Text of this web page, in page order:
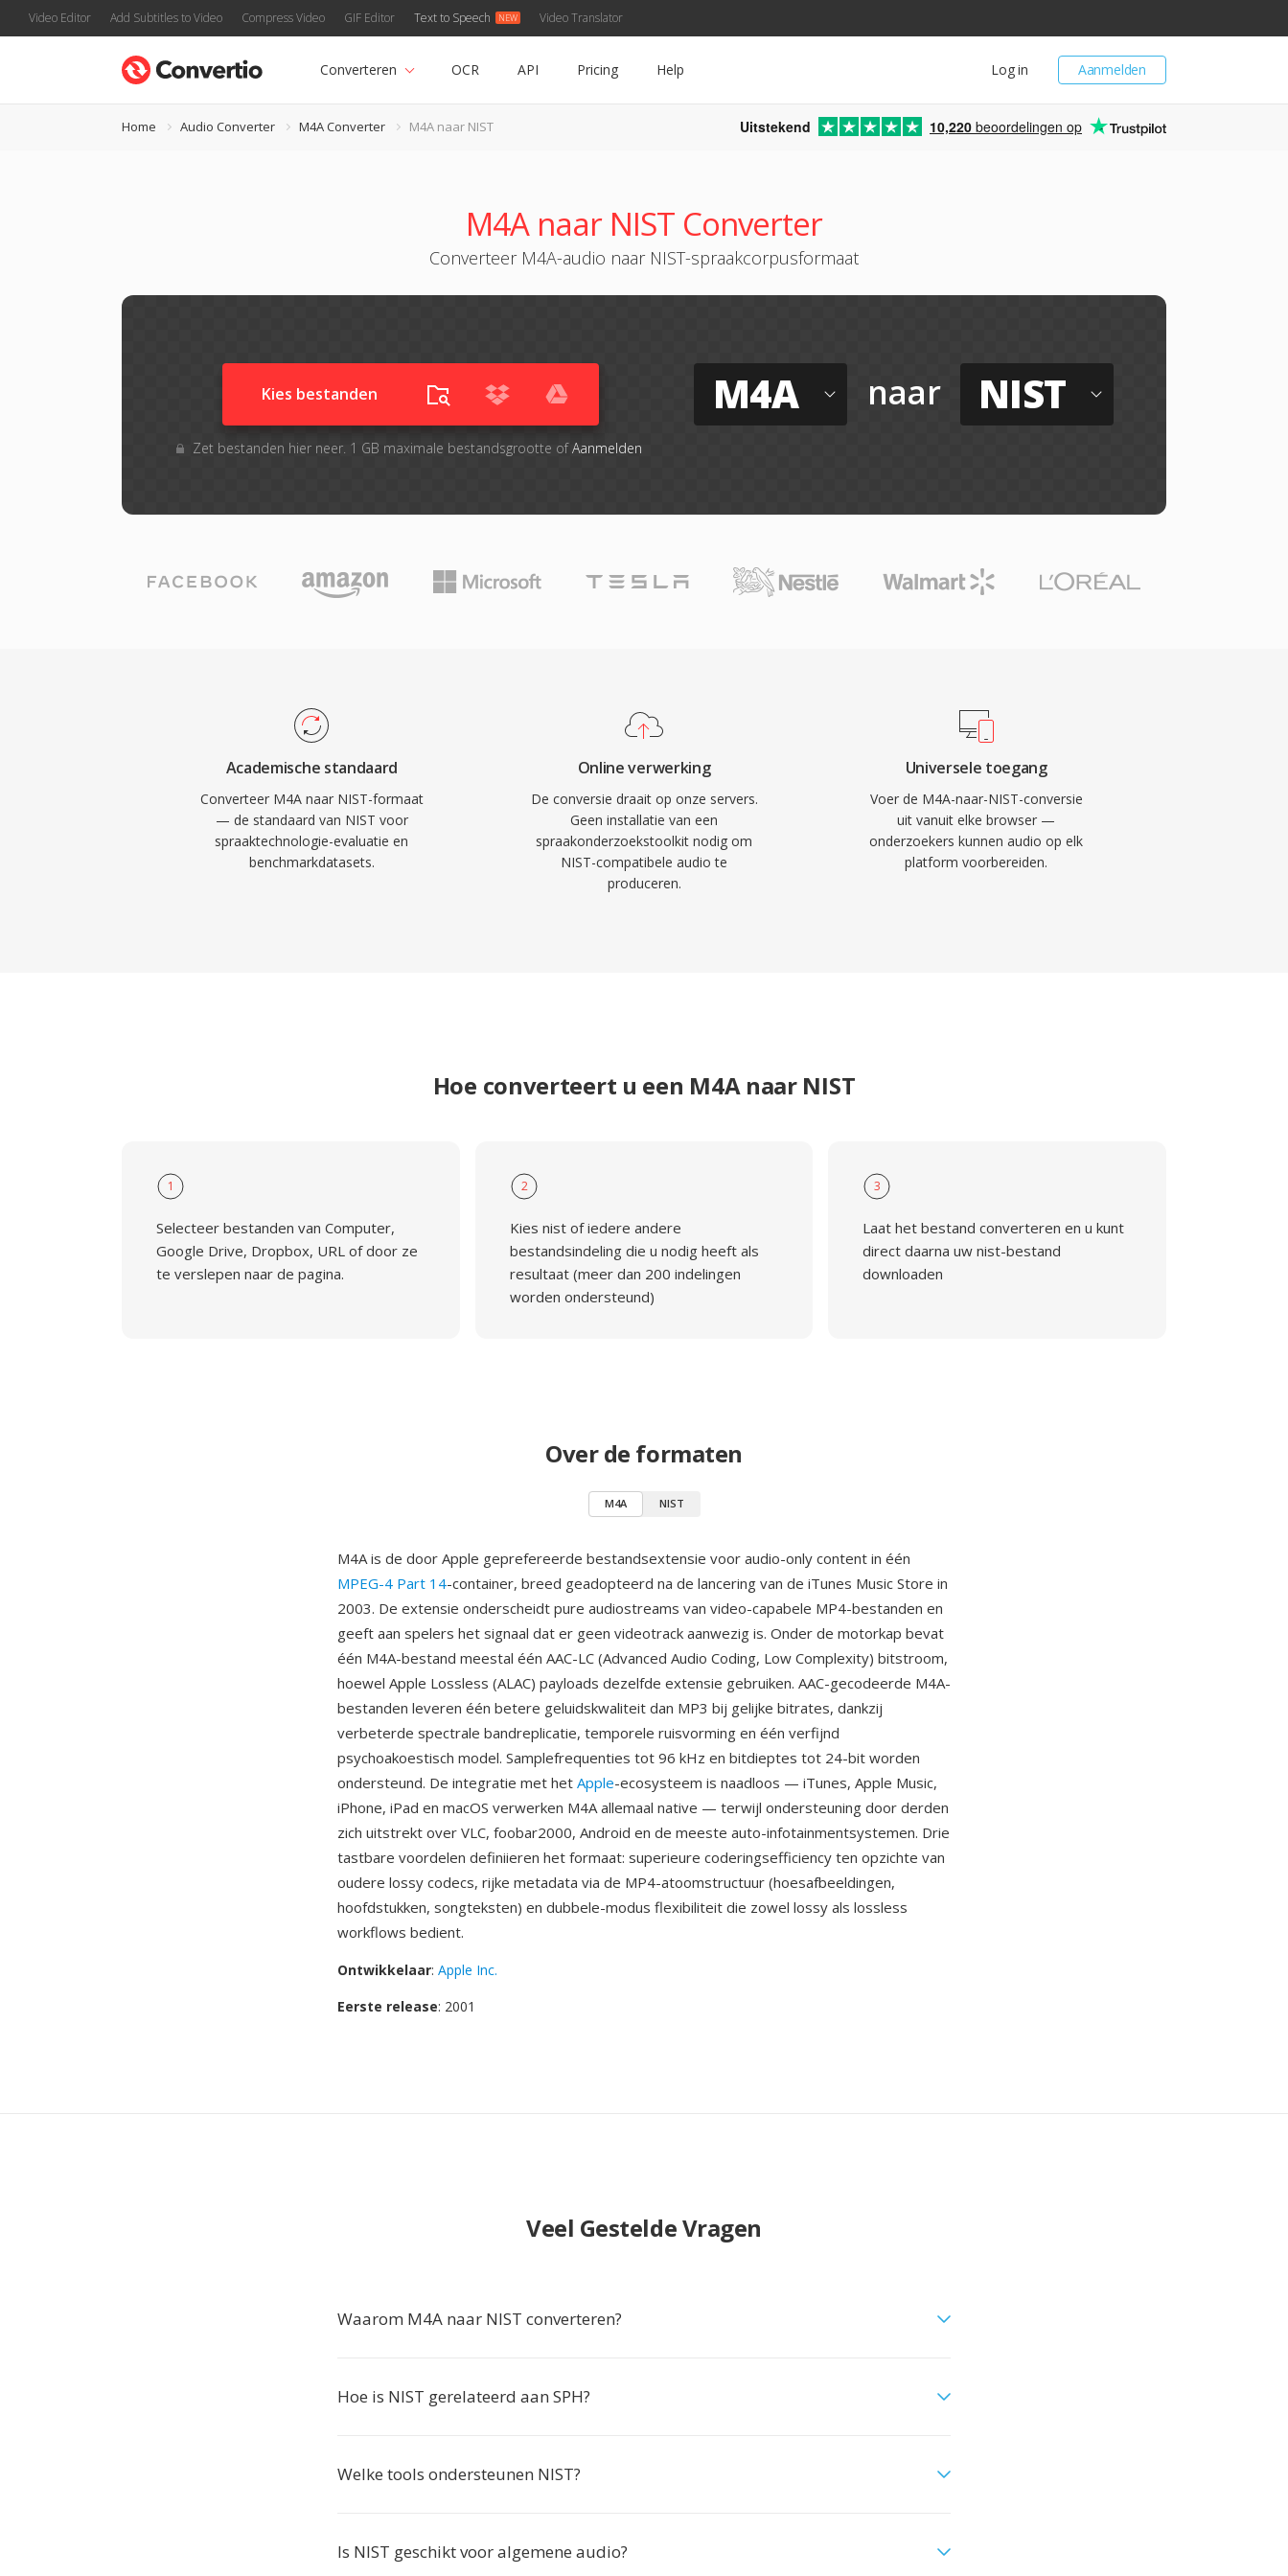
Video Editor Add Subtitles to Video Compress Video GIF Editor Text to Speech Video Translator
Aanmelden
Log in
Converteren OCR API Pricing Help
Home Audio Converter M4A Converter M4A naar NIST Uitstekend 10,220 beoordelingen op
M4A naar NIST Converter
Converteer M4A-audio naar NIST-spraakcorpusformaat
Kies bestanden
Zet bestanden hier neer. 1 GB maximale bestandsgrootte ofAanmelden
M4A naar NIST
Academische standaard
Converteer M4A naar NIST-formaat
— de standaard van NIST voor
spraaktechnologie-evaluatie en
benchmarkdatasets.
Online verwerking
De conversie draait op onze servers.
Geen installatie van een
spraakonderzoekstoolkit nodig om
NIST-compatibele audio te
produceren.
Universele toegang
Voer de M4A-naar-NIST-conversie
uit vanuit elke browser —
onderzoekers kunnen audio op elk
platform voorbereiden.
Hoe converteert u een M4A naar NIST
1
Selecteer bestanden van Computer,
Google Drive, Dropbox, URL of door ze
te verslepen naar de pagina.
2
Kies nist of iedere andere
bestandsindeling die u nodig heeft als
resultaat (meer dan 200 indelingen
worden ondersteund)
3
Laat het bestand converteren en u kunt
direct daarna uw nist-bestand
downloaden
Over de formaten
M4A NIST
M4A is de door Apple geprefereerde bestandsextensie voor audio-only content in één
MPEG-4 Part 14-container, breed geadopteerd na de lancering van de iTunes Music Store in
2003. De extensie onderscheidt pure audiostreams van video-capabele MP4-bestanden en
geeft aan spelers het signaal dat er geen videotrack aanwezig is. Onder de motorkap bevat
één M4A-bestand meestal één AAC-LC (Advanced Audio Coding, Low Complexity) bitstroom,
hoewel Apple Lossless (ALAC) payloads dezelfde extensie gebruiken. AAC-gecodeerde M4A-
bestanden leveren één betere geluidskwaliteit dan MP3 bij gelijke bitrates, dankzij
verbeterde spectrale bandreplicatie, temporele ruisvorming en één verfijnd
psychoakoestisch model. Samplefrequenties tot 96 kHz en bitdieptes tot 24-bit worden
ondersteund. De integratie met het Apple-ecosysteem is naadloos — iTunes, Apple Music,
iPhone, iPad en macOS verwerken M4A allemaal native — terwijl ondersteuning door derden
zich uitstrekt over VLC, foobar2000, Android en de meeste auto-infotainmentsystemen. Drie
tastbare voordelen definiieren het formaat: superieure coderingsefficiency ten opzichte van
oudere lossy codecs, rijke metadata via de MP4-atoomstructuur (hoesafbeeldingen,
hoofdstukken, songteksten) en dubbele-modus flexibiliteit die zowel lossy als lossless
workflows bedient.
Ontwikkelaar: Apple Inc.
Eerste release: 2001
Veel Gestelde Vragen
Waarom M4A naar NIST converteren?
Hoe is NIST gerelateerd aan SPH?
Welke tools ondersteunen NIST?
Is NIST geschikt voor algemene audio?